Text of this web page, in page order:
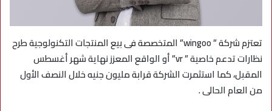
تعتزم شركة ” wingoo” المتخصصة فى بيع المنتجات التكنولوجية طرح
نظارات تدعم خاصية ” vr” أو الواقع المعزز نهاية شهر أغسطس
المقبل، كما استثمرت الشركة قرابة مليون جنيه خلال النصف الأول
من العام الحالى .